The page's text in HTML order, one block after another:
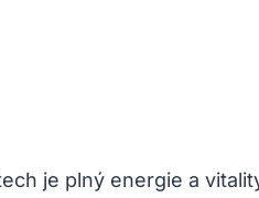
je plný energie a